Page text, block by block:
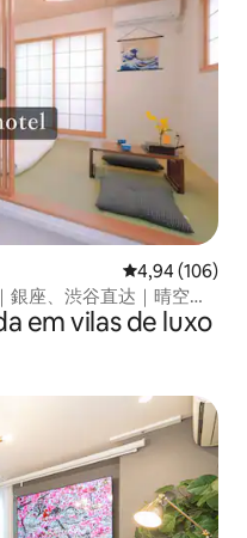
hóspedes
4,94 de uma
4,94 (106)
座、渋谷直达｜晴空塔
栋别墅出租
em vilas de luxo